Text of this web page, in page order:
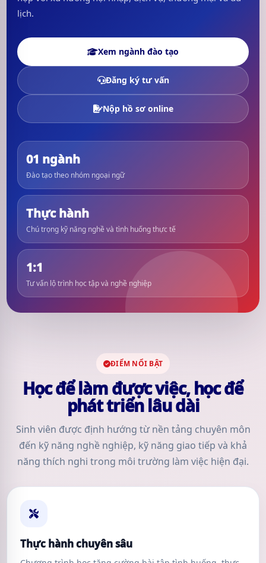
lịch.
Xem ngành đào tạo
Đăng ký tư vấn
Nộp hồ sơ online
01 ngành
Đào tạo theo nhóm ngoại ngữ
Thực hành
Chú trọng kỹ năng nghề và tình huống thực tế
1:1
Tư vấn lộ trình học tập và nghề nghiệp
ĐIỂM NỔI BẬT
Học để làm được việc, học để
phát triển lâu dài
Sinh viên được định hướng từ nền tảng chuyên môn
đến kỹ năng nghề nghiệp, kỹ năng giao tiếp và khả
năng thích nghi trong môi trường làm việc hiện đại.
Thực hành chuyên sâu